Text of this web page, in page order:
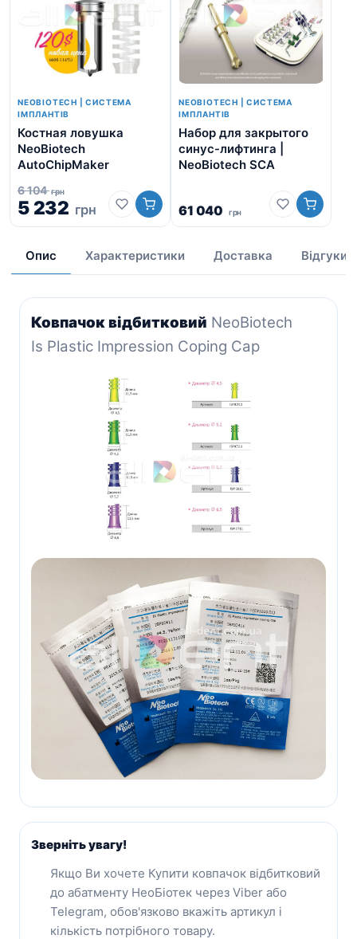
NEOBIOTECH | СИСТЕМА
ІМПЛАНТІВ
Костная ловушка
NeoBiotech
AutoChipMaker
6 104грн
5 232 грн
NEOBIOTECH | СИСТЕМА
ІМПЛАНТІВ
Набор для закрытого
синус-лифтинга |
NeoBiotech SCA
61 040 грн
Опис Характеристики Доставка Відгуки
Ковпачок відбитковий NeoBiotech
Is Plastic Impression Coping Cap
Зверніть увагу!
Якщо Ви хочете Купити ковпачок відбитковий
до абатменту НеоБіотек через Viber або
Telegram, обов'язково вкажіть артикул і
кількість потрібного товару.